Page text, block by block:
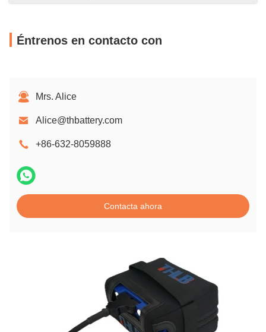
Éntrenos en contacto con
Mrs. Alice
Alice@thbattery.com
+86-632-8059888
Contacta ahora